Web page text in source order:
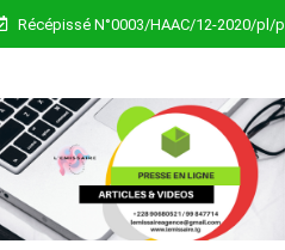
Récépissé N°0003/HAAC/12-2020/pl/p